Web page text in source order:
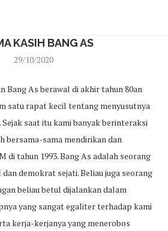
KASIH BANG AS
29/10/2020
Bang As berawal di akhir tahun 80an
satu rapat kecil tentang menyusutnya
Sejak saat itu kami banyak berinteraksi
bersama-sama mendirikan dan
di tahun 1993. Bang As adalah seorang
demokrat sejati. Beliau juga seorang
beliau betul dijalankan dalam
yang sangat egaliter terhadap kami
kerja-kerjanya yang menerobos